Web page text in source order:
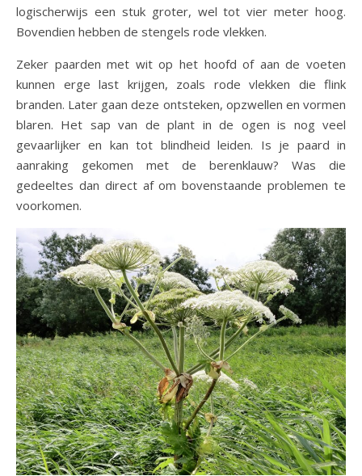
logischerwijs een stuk groter, wel tot vier meter hoog.
Bovendien hebben de stengels rode vlekken.
Zeker paarden met wit op het hoofd of aan de voeten
kunnen erge last krijgen, zoals rode vlekken die flink
branden. Later gaan deze ontsteken, opzwellen en vormen
blaren. Het sap van de plant in de ogen is nog veel
gevaarlijker en kan tot blindheid leiden. Is je paard in
aanraking gekomen met de berenklauw? Was die
gedeeltes dan direct af om bovenstaande problemen te
voorkomen.